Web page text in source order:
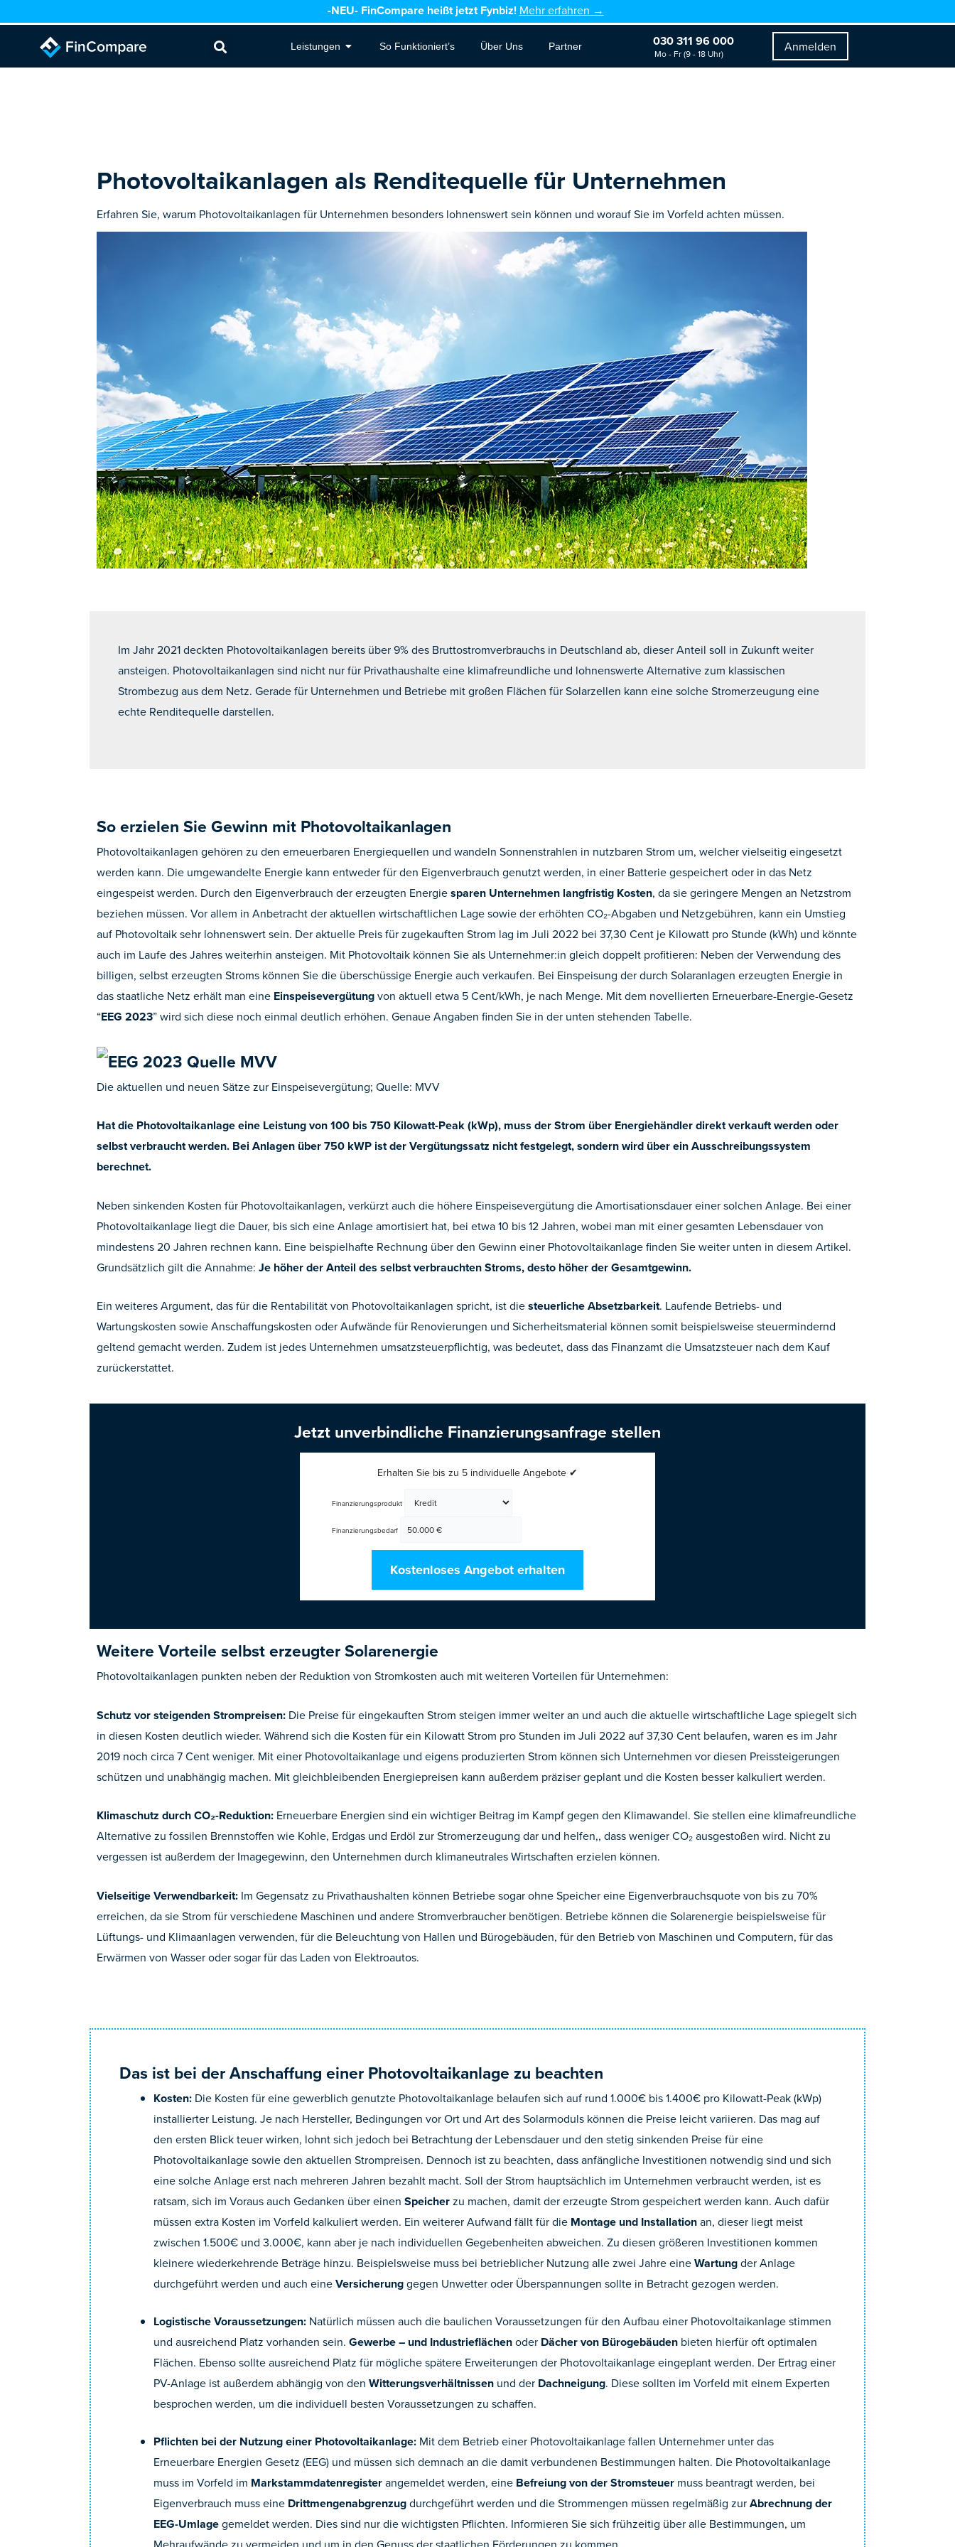
springen
-NEU-FinCompare heißt jetzt Fynbiz! Mehr erfahren →
Leistungen Open Leistungen
So Funktioniert’s Über Uns Partner 030 311 96 000
Mo - Fr (9 - 18 Uhr) Anmelden
Photovoltaikanlagen als Renditequelle für Unternehmen
Erfahren Sie, warum Photovoltaikanlagen für Unternehmen besonders lohnenswert sein können und worauf Sie im Vorfeld achten müssen.
Im Jahr 2021 deckten Photovoltaikanlagen bereits über 9% des Bruttostromverbrauchs in Deutschland ab, dieser Anteil soll in Zukunft weiter
ansteigen. Photovoltaikanlagen sind nicht nur für Privathaushalte eine klimafreundliche und lohnenswerte Alternative zum klassischen
Strombezug aus dem Netz. Gerade für Unternehmen und Betriebe mit großen Flächen für Solarzellen kann eine solche Stromerzeugung eine
echte Renditequelle darstellen.
So erzielen Sie Gewinn mit Photovoltaikanlagen
Photovoltaikanlagen gehören zu den erneuerbaren Energiequellen und wandeln Sonnenstrahlen in nutzbaren Strom um, welcher vielseitig eingesetzt
werden kann. Die umgewandelte Energie kann entweder für den Eigenverbrauch genutzt werden, in einer Batterie gespeichert oder in das Netz
eingespeist werden. Durch den Eigenverbrauch der erzeugten Energiesparen Unternehmen langfristig Kosten, da sie geringere Mengen an Netzstrom
beziehen müssen. Vor allem in Anbetracht der aktuellen wirtschaftlichen Lage sowie der erhöhten CO₂-Abgaben und Netzgebühren, kann ein Umstieg
auf Photovoltaik sehr lohnenswert sein. Der aktuelle Preis für zugekauften Strom lag im Juli 2022 bei 37,30 Cent je Kilowatt pro Stunde (kWh) und könnte
auch im Laufe des Jahres weiterhin ansteigen. Mit Photovoltaik können Sie als Unternehmer:in gleich doppelt profitieren: Neben der Verwendung des
billigen, selbst erzeugten Stroms können Sie die überschüssige Energie auch verkaufen. Bei Einspeisung der durch Solaranlagen erzeugten Energie in
das staatliche Netz erhält man eine Einspeisevergütungvon aktuell etwa 5 Cent/kWh, je nach Menge. Mit dem novellierten Erneuerbare-Energie-Gesetz
“EEG 2023” wird sich diese noch einmal deutlich erhöhen. Genaue Angaben finden Sie in der unten stehenden Tabelle.
Die aktuellen und neuen Sätze zur Einspeisevergütung; Quelle: MVV
Hat die Photovoltaikanlage eine Leistung von 100 bis 750 Kilowatt-Peak (kWp), muss der Strom über Energiehändler direkt verkauft werden oder
selbst verbraucht werden. Bei Anlagen über 750 kWP ist der Vergütungssatz nicht festgelegt, sondern wird über ein Ausschreibungssystem
berechnet.
Neben sinkenden Kosten für Photovoltaikanlagen, verkürzt auch die höhere Einspeisevergütung die Amortisationsdauer einer solchen Anlage. Bei einer
Photovoltaikanlage liegt die Dauer, bis sich eine Anlage amortisiert hat, bei etwa 10 bis 12 Jahren, wobei man mit einer gesamten Lebensdauer von
mindestens 20 Jahren rechnen kann. Eine beispielhafte Rechnung über den Gewinn einer Photovoltaikanlage finden Sie weiter unten in diesem Artikel.
Grundsätzlich gilt die Annahme: Je höher der Anteil des selbst verbrauchten Stroms, desto höher der Gesamtgewinn.
Ein weiteres Argument, das für die Rentabilität von Photovoltaikanlagen spricht, ist diesteuerliche Absetzbarkeit. Laufende Betriebs- und
Wartungskosten sowie Anschaffungskosten oder Aufwände für Renovierungen und Sicherheitsmaterial können somit beispielsweise steuermindernd
geltend gemacht werden. Zudem ist jedes Unternehmen umsatzsteuerpflichtig, was bedeutet, dass das Finanzamt die Umsatzsteuer nach dem Kauf
zurückerstattet.
Jetzt unverbindliche Finanzierungsanfrage stellen
Erhalten Sie bis zu 5 individuelle Angebote ✔
Finanzierungsprodukt
Finanzierungsbedarf
Kostenloses Angebot erhalten
Weitere Vorteile selbst erzeugter Solarenergie
Photovoltaikanlagen punkten neben der Reduktion von Stromkosten auch mit weiteren Vorteilen für Unternehmen:
Schutz vor steigenden Strompreisen: Die Preise für eingekauften Strom steigen immer weiter an und auch die aktuelle wirtschaftliche Lage spiegelt sich
in diesen Kosten deutlich wieder. Während sich die Kosten für ein Kilowatt Strom pro Stunden im Juli 2022 auf 37,30 Cent belaufen, waren es im Jahr
2019 noch circa 7 Cent weniger. Mit einer Photovoltaikanlage und eigens produzierten Strom können sich Unternehmen vor diesen Preissteigerungen
schützen und unabhängig machen. Mit gleichbleibenden Energiepreisen kann außerdem präziser geplant und die Kosten besser kalkuliert werden.
Klimaschutz durch CO₂-Reduktion: Erneuerbare Energien sind ein wichtiger Beitrag im Kampf gegen den Klimawandel. Sie stellen eine klimafreundliche
Alternative zu fossilen Brennstoffen wie Kohle, Erdgas und Erdöl zur Stromerzeugung dar und helfen,, dass weniger CO₂ ausgestoßen wird. Nicht zu
vergessen ist außerdem der Imagegewinn, den Unternehmen durch klimaneutrales Wirtschaften erzielen können.
Vielseitige Verwendbarkeit: Im Gegensatz zu Privathaushalten können Betriebe sogar ohne Speicher eine Eigenverbrauchsquote von bis zu 70%
erreichen, da sie Strom für verschiedene Maschinen und andere Stromverbraucher benötigen. Betriebe können die Solarenergie beispielsweise für
Lüftungs- und Klimaanlagen verwenden, für die Beleuchtung von Hallen und Bürogebäuden, für den Betrieb von Maschinen und Computern, für das
Erwärmen von Wasser oder sogar für das Laden von Elektroautos.
Das ist bei der Anschaffung einer Photovoltaikanlage zu beachten
Kosten: Die Kosten für eine gewerblich genutzte Photovoltaikanlage belaufen sich auf rund 1.000€ bis 1.400€ pro Kilowatt-Peak (kWp)
installierter Leistung. Je nach Hersteller, Bedingungen vor Ort und Art des Solarmoduls können die Preise leicht variieren. Das mag auf
den ersten Blick teuer wirken, lohnt sich jedoch bei Betrachtung der Lebensdauer und den stetig sinkenden Preise für eine
Photovoltaikanlage sowie den aktuellen Strompreisen. Dennoch ist zu beachten, dass anfängliche Investitionen notwendig sind und sich
eine solche Anlage erst nach mehreren Jahren bezahlt macht. Soll der Strom hauptsächlich im Unternehmen verbraucht werden, ist es
ratsam, sich im Voraus auch Gedanken über einen Speicherzu machen, damit der erzeugte Strom gespeichert werden kann. Auch dafür
müssen extra Kosten im Vorfeld kalkuliert werden. Ein weiterer Aufwand fällt für die Montage und Installationan, dieser liegt meist
zwischen 1.500€ und 3.000€, kann aber je nach individuellen Gegebenheiten abweichen. Zu diesen größeren Investitionen kommen
kleinere wiederkehrende Beträge hinzu. Beispielsweise muss bei betrieblicher Nutzung alle zwei Jahre eineWartungder Anlage
durchgeführt werden und auch eineVersicherunggegen Unwetter oder Überspannungen sollte in Betracht gezogen werden.
Logistische Voraussetzungen: Natürlich müssen auch die baulichen Voraussetzungen für den Aufbau einer Photovoltaikanlage stimmen
und ausreichend Platz vorhanden sein. Gewerbe – und Industrieflächenoder Dächer von Bürogebäuden bieten hierfür oft optimalen
Flächen. Ebenso sollte ausreichend Platz für mögliche spätere Erweiterungen der Photovoltaikanlage eingeplant werden. Der Ertrag einer
PV-Anlage ist außerdem abhängig von den Witterungsverhältnissen und der Dachneigung. Diese sollten im Vorfeld mit einem Experten
besprochen werden, um die individuell besten Voraussetzungen zu schaffen.
Pflichten bei der Nutzung einer Photovoltaikanlage: Mit dem Betrieb einer Photovoltaikanlage fallen Unternehmer unter das
Erneuerbare Energien Gesetz (EEG) und müssen sich demnach an die damit verbundenen Bestimmungen halten. Die Photovoltaikanlage
muss im Vorfeld im Markstammdatenregisterangemeldet werden, eine Befreiung von der Stromsteuer muss beantragt werden, bei
Eigenverbrauch muss eine Drittmengenabgrenzugdurchgeführt werden und die Strommengen müssen regelmäßig zurAbrechnung der
EEG-Umlagegemeldet werden. Dies sind nur die wichtigsten Pflichten. Informieren Sie sich frühzeitig über alle Bestimmungen, um